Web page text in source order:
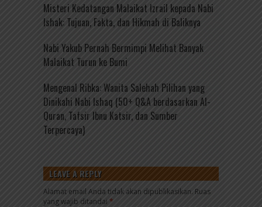
Misteri Kedatangan Malaikat Izrail kepada Nabi
Ishak: Tujuan, Fakta, dan Hikmah di Baliknya
Nabi Yakub Pernah Bermimpi Melihat Banyak
Malaikat Turun ke Bumi
Mengenal Ribka: Wanita Salehah Pilihan yang
Dinikahi Nabi Ishaq (50+ Q&A berdasarkan Al-
Quran, Tafsir Ibnu Katsir, dan Sumber
Terpercaya)
LEAVE A REPLY
Alamat email Anda tidak akan dipublikasikan. Ruas
yang wajib ditandai *